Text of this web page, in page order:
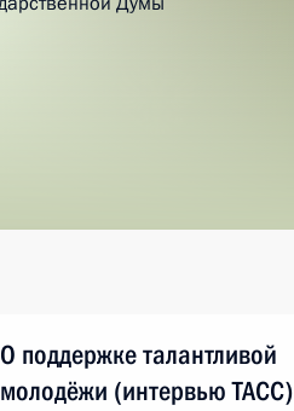
О поддержке талантливой
молодёжи (интервью ТАСС)